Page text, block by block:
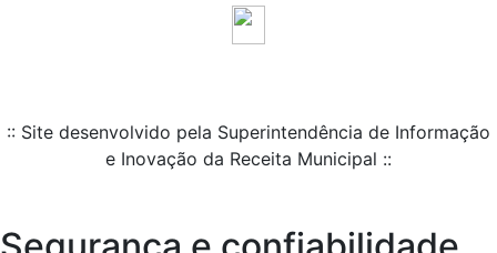
:: Site desenvolvido pela Superintendência de Informação
e Inovação da Receita Municipal ::